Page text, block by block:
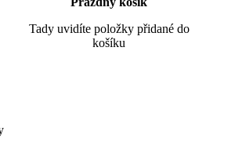
Tady uvidíte položky přidané do
košíku